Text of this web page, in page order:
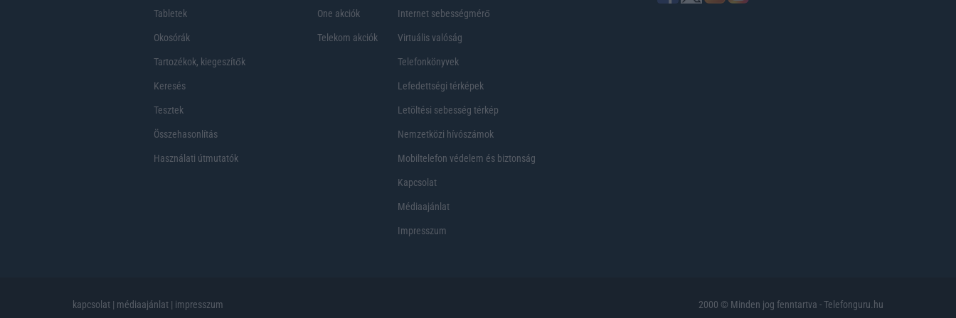
Tabletek
Okosórák
Tartozékok, kiegeszítők
Keresés
Tesztek
Összehasonlítás
Használati útmutatók
One akciók
Telekom akciók
Internet sebességmérő
Virtuális valóság
Telefonkönyvek
Lefedettségi térképek
Letöltési sebesség térkép
Nemzetközi hívószámok
Mobiltelefon védelem és biztonság
Kapcsolat
Médiaajánlat
Impresszum
kapcsolat | médiaajánlat | impresszum 2000 © Minden jog fenntartva - Telefonguru.hu